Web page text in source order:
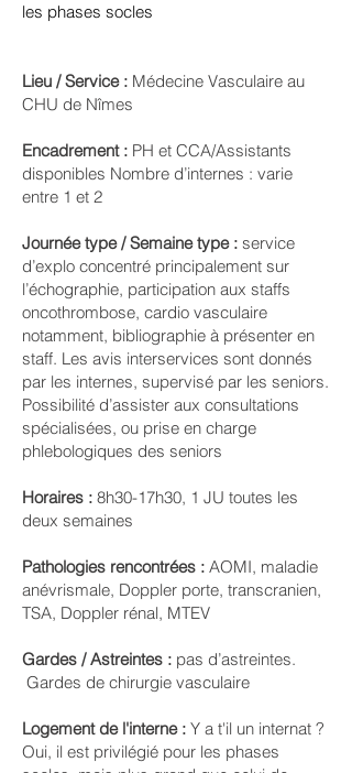
les phases socles
Lieu / Service : Médecine Vasculaire au
CHU de Nîmes
Encadrement : PH et CCA/Assistants
disponibles Nombre d’internes : varie
entre 1 et 2
Journée type / Semaine type : service
d’explo concentré principalement sur
l’échographie, participation aux staffs
oncothrombose, cardio vasculaire
notamment, bibliographie à présenter en
staff. Les avis interservices sont donnés
par les internes, supervisé par les seniors.
Possibilité d’assister aux consultations
spécialisées, ou prise en charge
phlebologiques des seniors
Horaires : 8h30-17h30, 1 JU toutes les
deux semaines
Pathologies rencontrées : AOMI, maladie
anévrismale, Doppler porte, transcranien,
TSA, Doppler rénal, MTEV
Gardes / Astreintes : pas d’astreintes.
Gardes de chirurgie vasculaire
Logement de l'interne : Y a t'il un internat ?
Oui, il est privilégié pour les phases